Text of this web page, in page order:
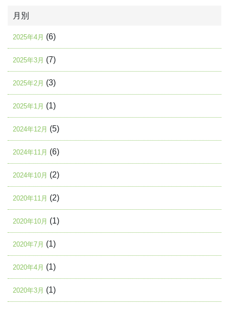
月別
2025年4月 (6)
2025年3月 (7)
2025年2月 (3)
2025年1月 (1)
2024年12月 (5)
2024年11月 (6)
2024年10月 (2)
2020年11月 (2)
2020年10月 (1)
2020年7月 (1)
2020年4月 (1)
2020年3月 (1)